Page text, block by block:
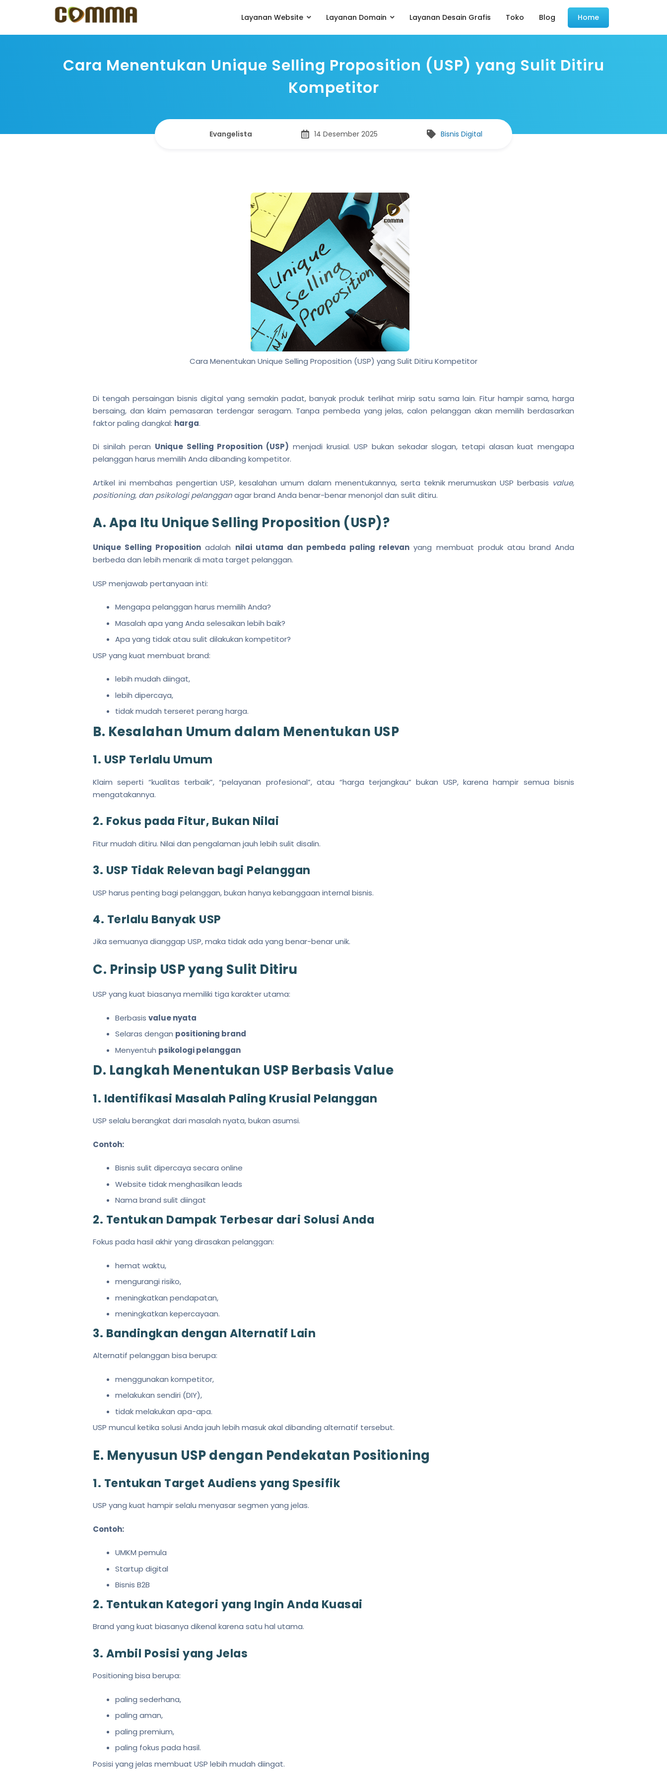
Layanan Website Layanan Domain Layanan Desain Grafis Toko Blog Home
Cara Menentukan Unique Selling Proposition (USP) yang Sulit Ditiru
Kompetitor
Evangelista 14 Desember 2025 Bisnis Digital
Cara Menentukan Unique Selling Proposition (USP) yang Sulit Ditiru Kompetitor
Di tengah persaingan bisnis digital yang semakin padat, banyak produk terlihat mirip satu sama lain. Fitur hampir sama, harga
bersaing, dan klaim pemasaran terdengar seragam. Tanpa pembeda yang jelas, calon pelanggan akan memilih berdasarkan
faktor paling dangkal: harga.
Di sinilah peran Unique Selling Proposition (USP) menjadi krusial. USP bukan sekadar slogan, tetapi alasan kuat mengapa
pelanggan harus memilih Anda dibanding kompetitor.
Artikel ini membahas pengertian USP, kesalahan umum dalam menentukannya, serta teknik merumuskan USP berbasis value,
positioning, dan psikologi pelangganagar brand Anda benar-benar menonjol dan sulit ditiru.
A. Apa Itu Unique Selling Proposition (USP)?
Unique Selling Proposition adalah nilai utama dan pembeda paling relevan yang membuat produk atau brand Anda
berbeda dan lebih menarik di mata target pelanggan.
USP menjawab pertanyaan inti:
Mengapa pelanggan harus memilih Anda?
Masalah apa yang Anda selesaikan lebih baik?
Apa yang tidak atau sulit dilakukan kompetitor?
USP yang kuat membuat brand:
lebih mudah diingat,
lebih dipercaya,
tidak mudah terseret perang harga.
B. Kesalahan Umum dalam Menentukan USP
1. USP Terlalu Umum
Klaim seperti “kualitas terbaik”, “pelayanan profesional”, atau “harga terjangkau” bukan USP, karena hampir semua bisnis
mengatakannya.
2. Fokus pada Fitur, Bukan Nilai
Fitur mudah ditiru. Nilai dan pengalaman jauh lebih sulit disalin.
3. USP Tidak Relevan bagi Pelanggan
USP harus penting bagi pelanggan, bukan hanya kebanggaan internal bisnis.
4. Terlalu Banyak USP
Jika semuanya dianggap USP, maka tidak ada yang benar-benar unik.
C. Prinsip USP yang Sulit Ditiru
USP yang kuat biasanya memiliki tiga karakter utama:
Berbasis value nyata
Selaras dengan positioning brand
Menyentuh psikologi pelanggan
D. Langkah Menentukan USP Berbasis Value
1. Identifikasi Masalah Paling Krusial Pelanggan
USP selalu berangkat dari masalah nyata, bukan asumsi.
Contoh:
Bisnis sulit dipercaya secara online
Website tidak menghasilkan leads
Nama brand sulit diingat
2. Tentukan Dampak Terbesar dari Solusi Anda
Fokus pada hasil akhir yang dirasakan pelanggan:
hemat waktu,
mengurangi risiko,
meningkatkan pendapatan,
meningkatkan kepercayaan.
3. Bandingkan dengan Alternatif Lain
Alternatif pelanggan bisa berupa:
menggunakan kompetitor,
melakukan sendiri (DIY),
tidak melakukan apa-apa.
USP muncul ketika solusi Anda jauh lebih masuk akal dibanding alternatif tersebut.
E. Menyusun USP dengan Pendekatan Positioning
1. Tentukan Target Audiens yang Spesifik
USP yang kuat hampir selalu menyasar segmen yang jelas.
Contoh:
UMKM pemula
Startup digital
Bisnis B2B
2. Tentukan Kategori yang Ingin Anda Kuasai
Brand yang kuat biasanya dikenal karena satu hal utama.
3. Ambil Posisi yang Jelas
Positioning bisa berupa:
paling sederhana,
paling aman,
paling premium,
paling fokus pada hasil.
Posisi yang jelas membuat USP lebih mudah diingat.